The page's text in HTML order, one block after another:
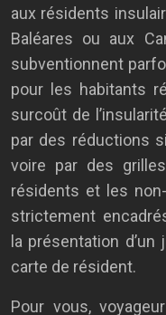
aux résidents
Baléares ou aux
subventionnent
pour les habitants
surcoût de
par des réductions
voire par des
résidents et les
strictement
la présentation
carte de résident.
Pour vous,